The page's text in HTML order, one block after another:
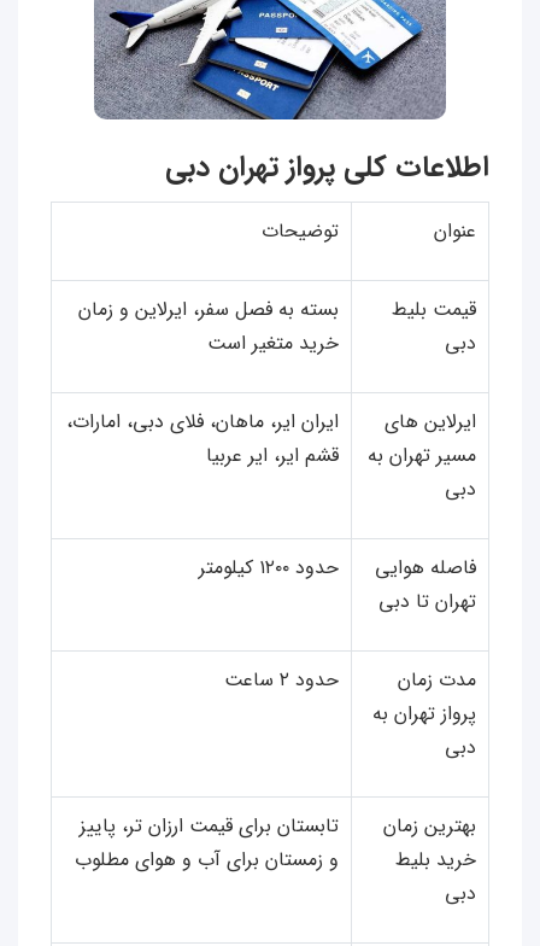
اطلاعات کلی پرواز تهران دبی
عنوان توضیحات
قیمت بلیط
دبی
بسته به فصل سفر، ایرلاین و زمان
خرید متغیر است
ایرلاین‌ های
مسیر تهران به
دبی
ایران ایر، ماهان، فلای دبی، امارات،
قشم ایر، ایر عربیا
فاصله هوایی
تهران تا دبی
حدود ۱۲۰۰ کیلومتر
مدت زمان
پرواز تهران به
دبی
حدود ۲ ساعت
بهترین زمان
خرید بلیط
دبی
تابستان برای قیمت ارزان‌ تر، پاییز
و زمستان برای آب‌ و هوای مطلوب